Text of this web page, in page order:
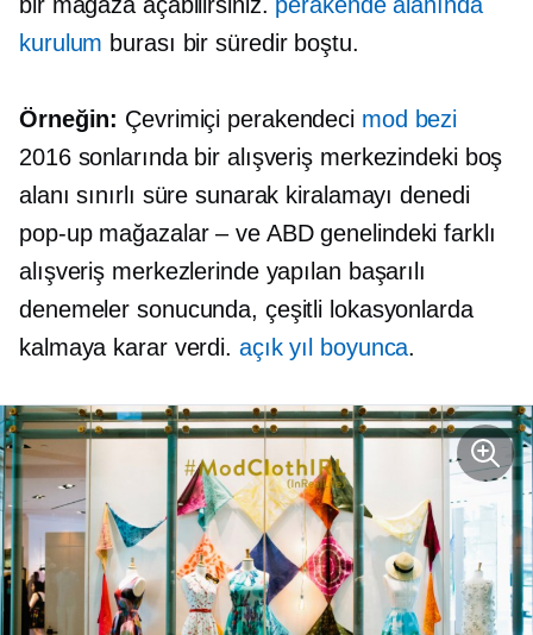
kurulum burası bir süredir boştu.
Örneğin: Çevrimiçi perakendeci mod bezi
2016 sonlarında bir alışveriş merkezindeki boş
alanı sınırlı süre sunarak kiralamayı denedi
pop-up mağazalar – veABD genelindeki farklı
alışveriş merkezlerinde yapılan başarılı
denemeler sonucunda, çeşitli lokasyonlarda
kalmaya karar verdi. açıkyıl boyunca.